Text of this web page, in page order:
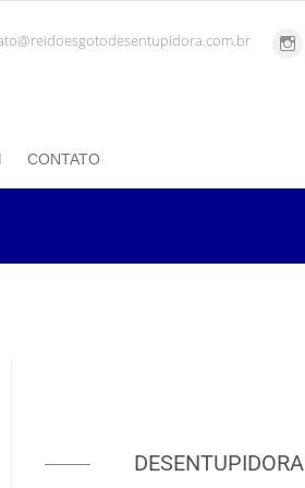
CONTATO
DESENTUPIDORA